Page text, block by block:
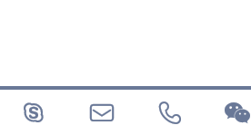
   